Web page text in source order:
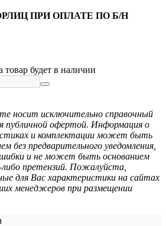
ПРИ ОПЛАТЕ ПО Б/Н
будет в наличии
носит исключительно справочный
публичной офертой. Информация о
и комплектации может быть
без предварительного уведомления,
и не может быть основанием
либо претензий. Пожалуйста,
для Вас характеристики на сайтах
менеджеров при размещении